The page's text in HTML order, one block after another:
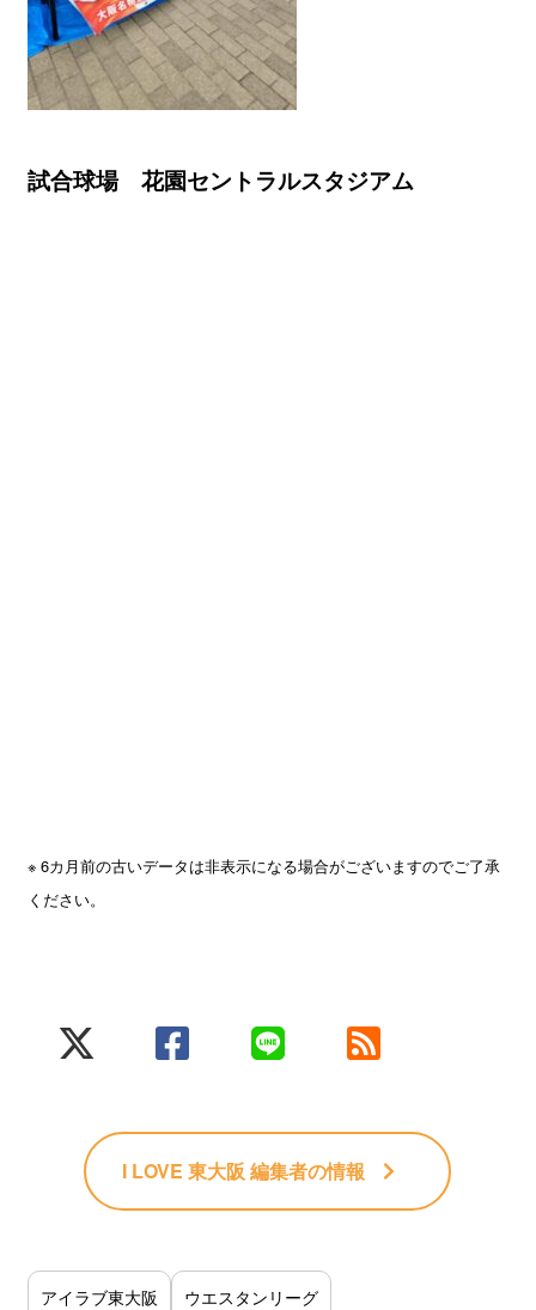
試合球場 花園セントラルスタジアム
※ 6カ月前の古いデータは非表示になる場合がございますのでご了承
ください。
I LOVE 東大阪 編集者の情報
アイラブ東大阪 ウエスタンリーグ